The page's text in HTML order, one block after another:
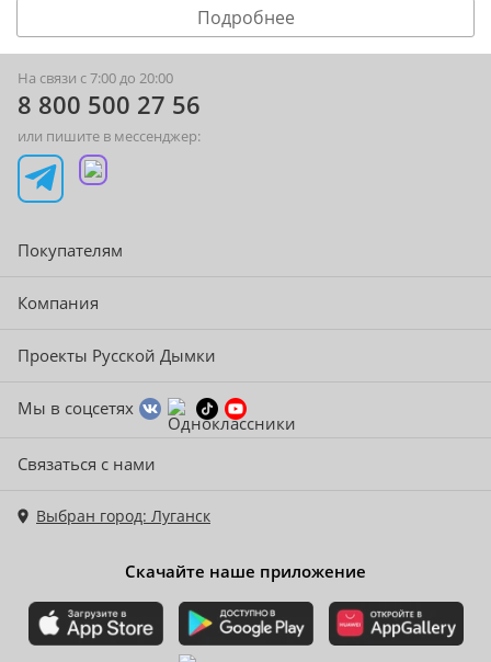
Подробнее
На связи с 7:00 до 20:00
8 800 500 27 56
или пишите в мессенджер:
Покупателям
Компания
Проекты Русской Дымки
Мы в соцсетях
Связаться с нами
Выбран город: Луганск
Скачайте наше приложение